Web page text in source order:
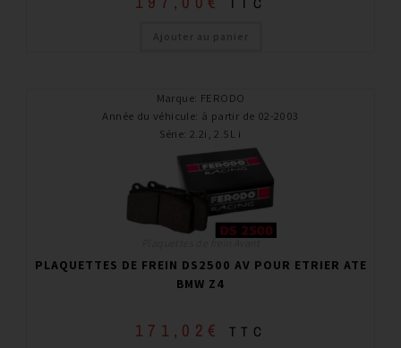
Ajouter au panier
Marque: FERODO
Année du véhicule: à partir de 02-2003
Série: 2.2i, 2.5L i
PLAQUETTES DE FREIN DS2500 AV POUR ETRIER ATE
BMW Z4
171,02 € TTC